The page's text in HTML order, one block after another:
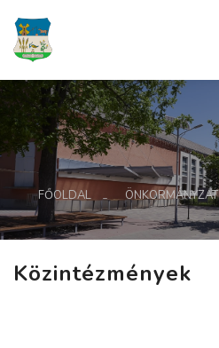
FŐOLDAL ÖNKORMÁNYZAT
Közintézmények